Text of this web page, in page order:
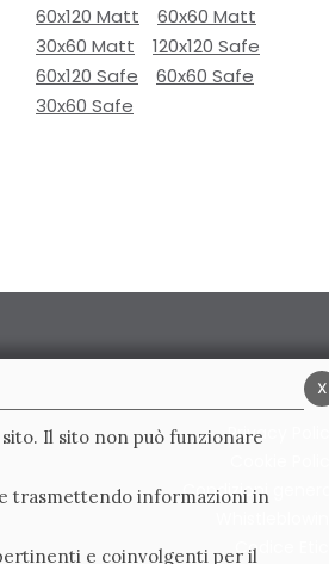
60x120 Matt
60x60 Matt
30x60 Matt
120x120 Safe
60x120 Safe
60x60 Safe
30x60 Safe
Privacy Policy
Condizioni generali
Codice Etico
x
Il sito non può funzionare
trasmettendo informazioni in
e coinvolgenti per il